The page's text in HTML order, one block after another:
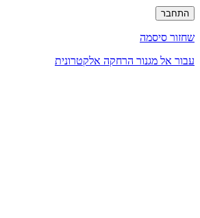
שחזור סיסמה
עבור אל מגנור הרחקה אלקטרונית